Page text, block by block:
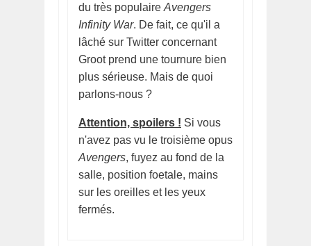
du très populaire Avengers
Infinity War. De fait, ce qu'il a
lâché sur Twitter concernant
Groot prend une tournure bien
plus sérieuse. Mais de quoi
parlons-nous ?
Attention, spoilers ! Si vous
n'avez pas vu le troisième opus
Avengers, fuyez au fond de la
salle, position foetale, mains
sur les oreilles et les yeux
fermés.